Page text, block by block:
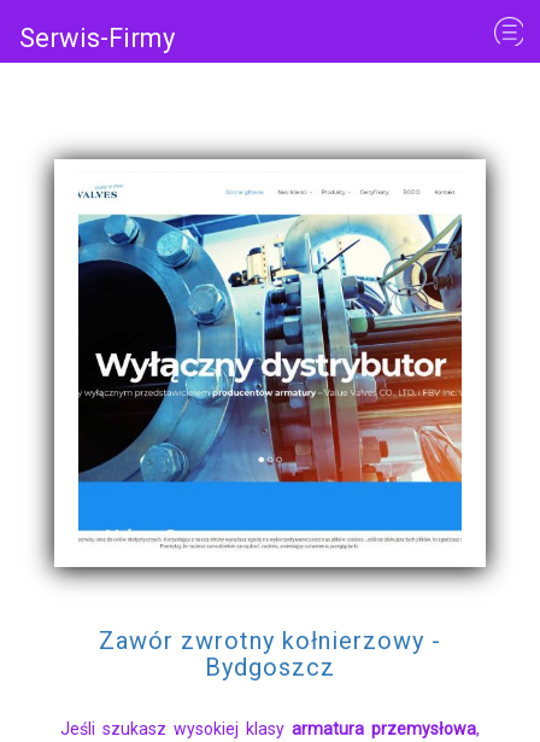
Serwis-Firmy
Zawór zwrotny kołnierzowy -
Bydgoszcz
Jeśli szukasz wysokiej klasy armatura przemysłowa,